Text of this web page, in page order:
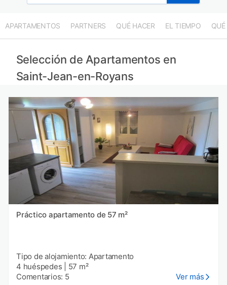
APARTAMENTOS PARTNERS QUÉ HACER EL TIEMPO QUÉ
Selección de Apartamentos en
Saint-Jean-en-Royans
Práctico apartamento de 57 m²
Tipo de alojamiento: Apartamento
4 huéspedes
57 m²
Comentarios: 5
Ver más